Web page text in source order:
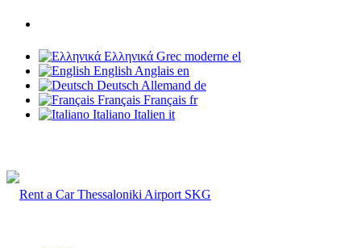
Ελληνικά Grec moderne el
English Anglais en
Deutsch Allemand de
Français Français fr
Italiano Italien it